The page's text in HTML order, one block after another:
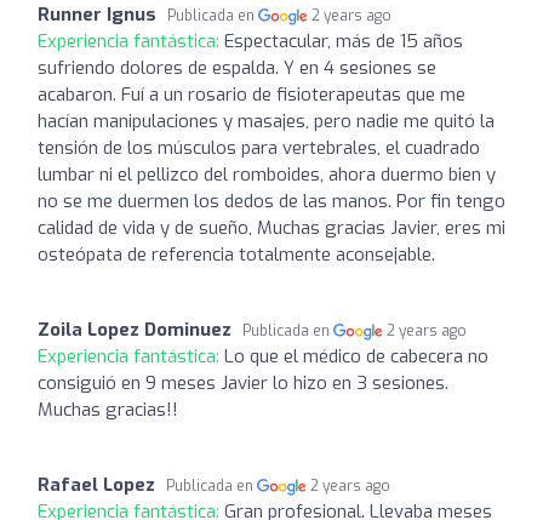
Runner Ignus Publicada en 2 years ago
Experiencia fantástica: Espectacular, más de 15 años
sufriendo dolores de espalda. Y en 4 sesiones se
acabaron. Fuí a un rosario de fisioterapeutas que me
hacían manipulaciones y masajes, pero nadie me quitó la
tensión de los músculos para vertebrales, el cuadrado
lumbar ni el pellizco del romboides, ahora duermo bien y
no se me duermen los dedos de las manos. Por fin tengo
calidad de vida y de sueño, Muchas gracias Javier, eres mi
osteópata de referencia totalmente aconsejable.
Zoila Lopez Dominuez Publicada en 2 years ago
Experiencia fantástica: Lo que el médico de cabecera no
consiguió en 9 meses Javier lo hizo en 3 sesiones.
Muchas gracias!!
Rafael Lopez Publicada en 2 years ago
Experiencia fantástica: Gran profesional. Llevaba meses